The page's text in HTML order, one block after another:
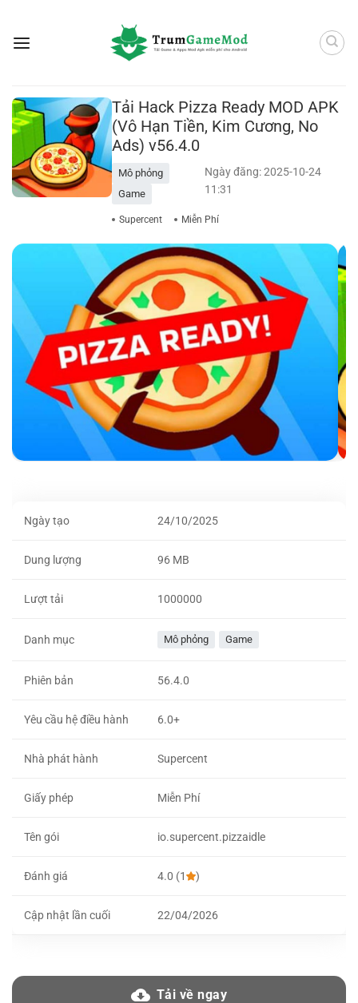
nội
Tải Hack Pizza Ready MOD APK
(Vô Hạn Tiền, Kim Cương, No
Ads) v56.4.0
Mô phỏng
Game
Ngày đăng: 2025-10-24
11:31
Supercent Miễn Phí
Ngày tạo 24/10/2025
Dung lượng 96 MB
Lượt tải 1000000
Danh mục Mô phỏng Game
Phiên bản 56.4.0
Yêu cầu hệ điều hành 6.0+
Nhà phát hành Supercent
Giấy phép Miễn Phí
Tên gói io.supercent.pizzaidle
Đánh giá 4.0 (1 )
Cập nhật lần cuối 22/04/2026
Tải về ngay